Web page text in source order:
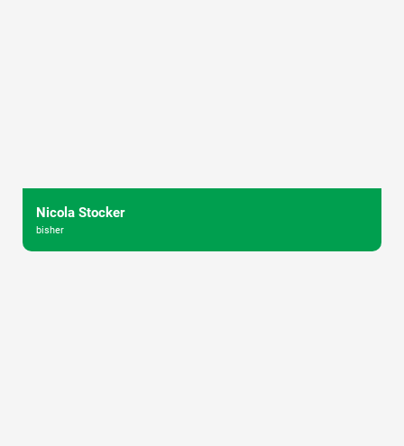
Nicola Stocker
bisher